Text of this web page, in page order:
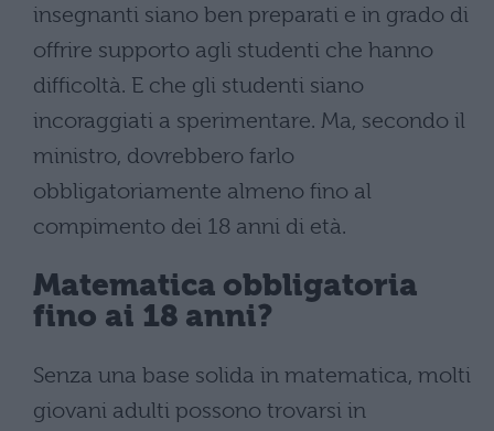
insegnanti siano ben preparati e in grado di
offrire supporto agli studenti che hanno
difficoltà. E che gli studenti siano
incoraggiati a sperimentare. Ma, secondo il
ministro, dovrebbero farlo
obbligatoriamente almeno fino al
compimento dei 18 anni di età.
Matematica obbligatoria
fino ai 18 anni?
Senza una base solida in matematica, molti
giovani adulti possono trovarsi in